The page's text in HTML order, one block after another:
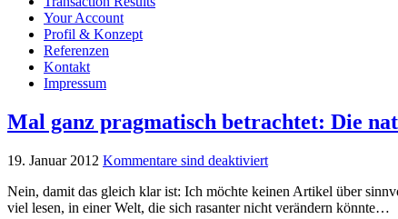
Your Account
Profil & Konzept
Referenzen
Kontakt
Impressum
Mal ganz pragmatisch betrachtet: Die
19. Januar 2012 Kommentare sind deaktiviert
Nein, damit das gleich klar ist: Ich möchte keinen Artikel über
viel lesen, in einer Welt, die sich rasanter nicht verändern könnte…